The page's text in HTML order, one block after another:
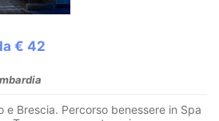
€ 42
e Brescia. Percorso benessere in Spa